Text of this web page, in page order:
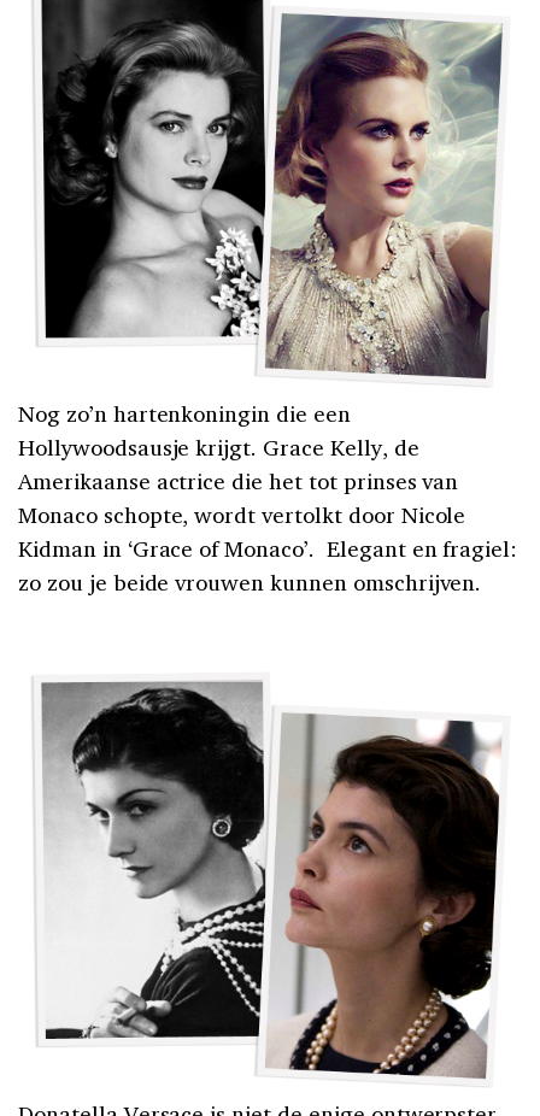
Nog zo’n hartenkoningin die een
Hollywoodsausje krijgt. Grace Kelly, de
Amerikaanse actrice die het tot prinses van
Monaco schopte, wordt vertolkt door Nicole
Kidman in ‘Grace of Monaco’. Elegant en fragiel:
zo zou je beide vrouwen kunnen omschrijven.